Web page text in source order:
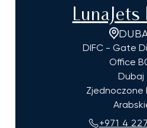
LunaJets
DIFC - Gate
Office
Dubaj
Zjednoczone
+971 4